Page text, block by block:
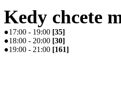
Kedy chcete
●17:00 - 19:00 [35]
●18:00 - 20:00 [30]
●19:00 - 21:00 [161]